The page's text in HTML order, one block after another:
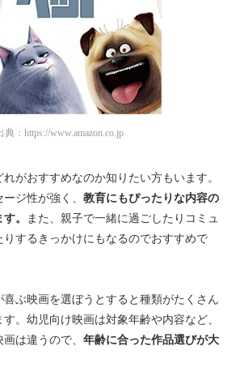
典： https://www.amazon.co.jp
がおすすめなのか知りたい方もいます。
ジ性が強く、 教育にもぴったりな内容の
。
また、親子で一緒に過ごしたりコミュ
りするきっかけにもなるのでおすすめで
喜ぶ映画を選ぼうとすると種類がたくさん
。幼児向け映画は対象年齢や内容など、
は違うので、 年齢に合った作品選びが大